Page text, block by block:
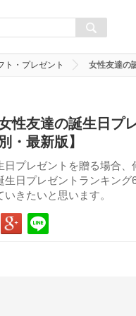
ト・プレゼント 女性友達の
性友達の誕生日プ
別・最新版】
日プレゼントを贈る場合
生日プレゼントランキン
いきたいと思います。